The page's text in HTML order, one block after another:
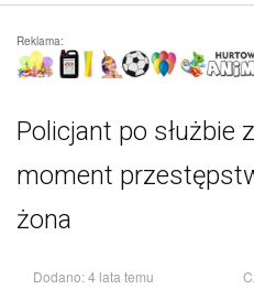
Reklama:
Policjant po służbie
moment
żona
Dodano: 4 lata temu